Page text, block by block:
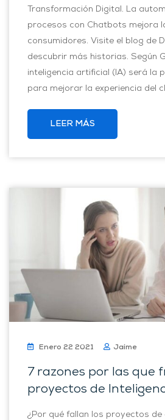
Transformación Digital. La
procesos con Chatbots mejora
consumidores. Visite el blog de
descubrir más historias. Según
inteligencia artificial (IA) será la
para mejorar la experiencia del
LEER MÁS
Enero 22 2021 Jaime
7 razones por las que
proyectos de
¿Por qué fallan los proyectos de